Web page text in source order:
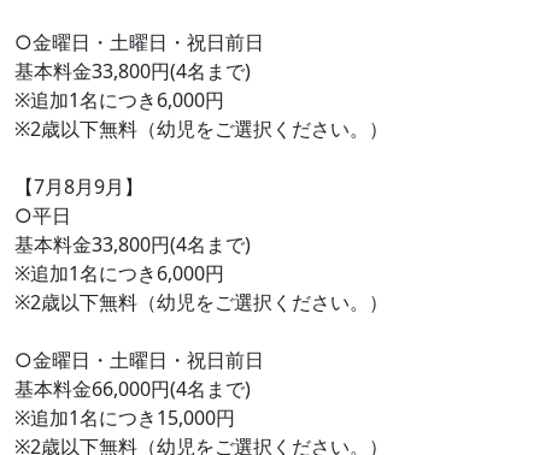
○金曜日・土曜日・祝日前日
基本料金33,800円(4名まで)
※追加1名につき6,000円
※2歳以下無料（幼児をご選択ください。）
【7月8月9月】
○平日
基本料金33,800円(4名まで)
※追加1名につき6,000円
※2歳以下無料（幼児をご選択ください。）
○金曜日・土曜日・祝日前日
基本料金66,000円(4名まで)
※追加1名につき15,000円
※2歳以下無料（幼児をご選択ください。）